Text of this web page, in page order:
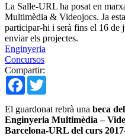
La Salle-URL ha posat en
Multimèdia & Videojocs. Ja
participar-hi i serà fins el 16 de
enviar els projectes.
Enginyeria
Concursos
Compartir:
Facebook
El guardonat rebrà una beca
Enginyeria Multimèdia –
Barcelona-URL del curs